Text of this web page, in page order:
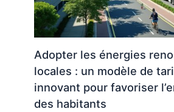
Adopter les énergies
locales : un modèle de
innovant pour favoriser
des habitants